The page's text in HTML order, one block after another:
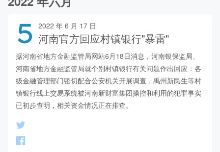
5 2022 年 6 月 17 日
河南官方回应村镇银行"暴雷"
据河南省地方金融监管局网站6月18日消息，河南银保监局、
河南省地方金融监管局就个别村镇银行有关问题作出回应：各
级金融管理部门密切配合公安机关开展调查，禹州新民生等村
镇银行线上交易系统被河南新财富集团操控和利用的犯罪事实
已初步查明，相关资金情况正在排查。